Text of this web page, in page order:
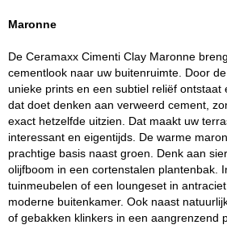
Maronne
De Ceramaxx Cimenti Clay Maronne
cementlook naar uw buitenruimte. Door
unieke prints en een subtiel reliëf ontstaat
dat doet denken aan verweerd cement,
exact hetzelfde uitzien. Dat maakt uw
interessant en eigentijds. De warme
prachtige basis naast groen. Denk aan
olijfboom in een cortenstalen plantenbak.
tuinmeubelen of een loungeset in
moderne buitenkamer. Ook naast
of gebakken klinkers in een aangrenzend